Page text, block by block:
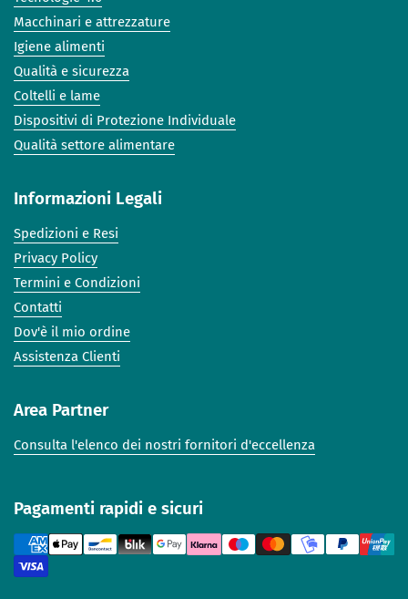
Macchinari e attrezzature
Igiene alimenti
Qualità e sicurezza
Coltelli e lame
Dispositivi di Protezione Individuale
Qualità settore alimentare
Informazioni Legali
Spedizioni e Resi
Privacy Policy
Termini e Condizioni
Contatti
Dov'è il mio ordine
Assistenza Clienti
Area Partner
Consulta l'elenco dei nostri fornitori d'eccellenza
Pagamenti rapidi e sicuri